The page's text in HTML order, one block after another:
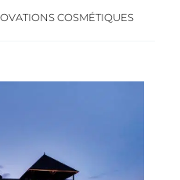
COSMÉTIQUES